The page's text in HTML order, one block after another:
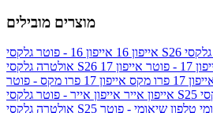
מוצרים מובילים
אייפון 16 אייפון 16 - פוטר גלקסי S26
אולטרה
17 - פוטר
אייפון 17
17 פרו מקס
אייפון 17 פרו מקס - פוטר
אייפון אייר אייפון אייר - פוטר גלקסי S25
אולטרה
טלפון שיאומי - פוטר